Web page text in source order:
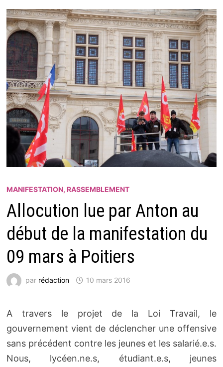
MANIFESTATION, RASSEMBLEMENT
Allocution lue par Anton au
début de la manifestation du
09 mars à Poitiers
par rédaction 10 mars 2016
A travers le projet de la Loi Travail, le
gouvernement vient de déclencher une offensive
sans précédent contre les jeunes et les salarié.e.s.
Nous, lycéen.ne.s, étudiant.e.s, jeunes